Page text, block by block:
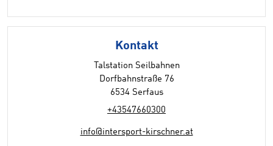
Kontakt
Talstation Seilbahnen
Dorfbahnstraße 76
6534 Serfaus
+43547660300
info@intersport-kirschner.at